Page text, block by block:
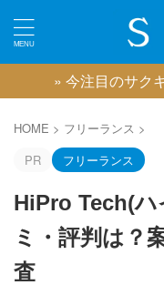
ピックアップ
IT業界に強い転職エー
広告業界に強い転職エ
» 今注目のサク
HOME > フリーランス >
PR
フリーランス
HiPro Tech(ハ
ミ・評判は？
査